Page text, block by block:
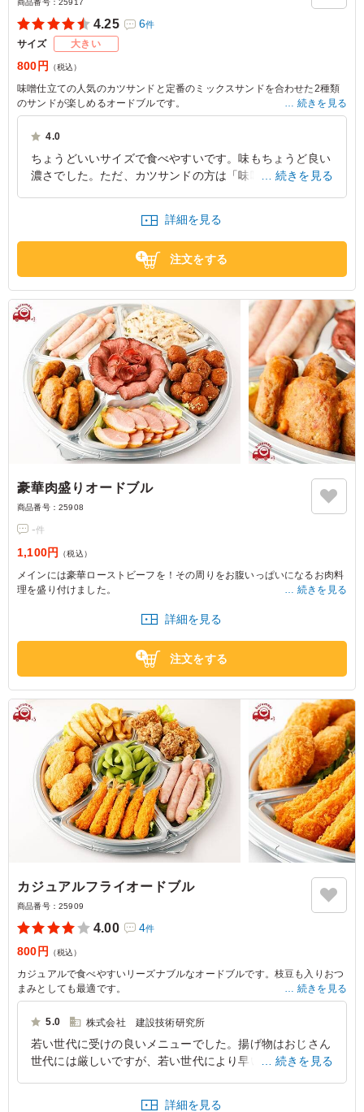
商品番号： 25917
4.25 6件
サイズ 大きい
800円 （税込）
味噌仕立ての人気のカツサンドと定番のミックスサンドを合わせた2種類
のサンドが楽しめるオードブルです。
※写真は5人前の盛りつけです。
続きを見る
4.0
ちょうどいいサイズで食べやすいです。味もちょうど良い
濃さでした。ただ、カツサンドの方は「味噌カツ」なので
愛知県名古屋市港区大江町2026/03/13
続きを見る
詳細を見る
注文をする
豪華肉盛りオードブル
商品番号： 25908
-件
1,100円 （税込）
メインには豪華ローストビーフを！その周りをお腹いっぱいになるお肉料
理を盛り付けました。
※写真は5人前の盛りつけです。
続きを見る
詳細を見る
注文をする
カジュアルフライオードブル
商品番号： 25909
4.00 4件
800円 （税込）
カジュアルで食べやすいリーズナブルなオードブルです。枝豆も入りおつ
まみとしても最適です。
※写真は5人前の盛りつけです。
続きを見る
5.0 株式会社 建設技術研究所
若い世代に受けの良いメニューでした。揚げ物はおじさん
世代には厳しいですが、若い世代により早い時間に無くな
続きを見る
詳細を見る